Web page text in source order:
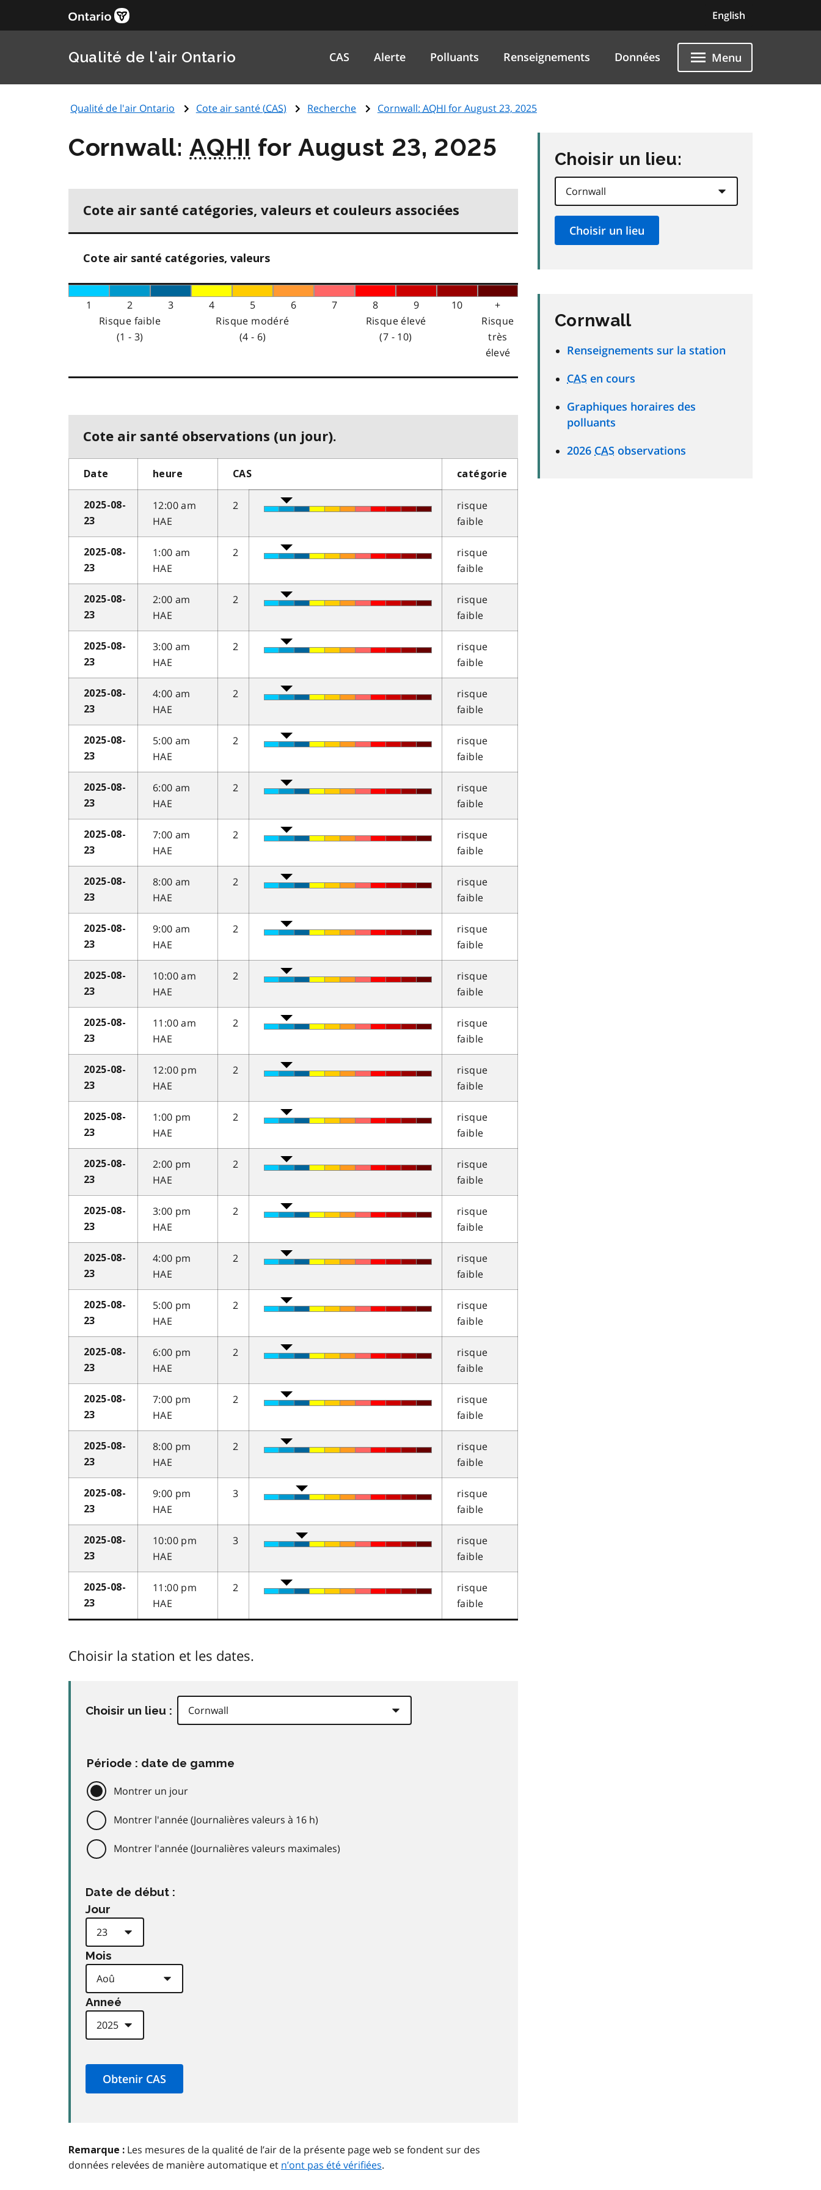
English
Qualité de l'air Ontario CAS Alerte Polluants Renseignements Données Menu
Qualité de l'air Ontario Cote air santé (CAS) Recherche Cornwall: AQHI for August 23, 2025
Cornwall:AQHI for August 23, 2025
Cote air santé catégories, valeurs et couleurs associées
Cote air santé catégories, valeurs
1 2 3 4 5 6 7 8 9 10
+
Risque faible
(1 - 3)
Risque modéré
(4 - 6)
Risque élevé
(7 - 10)
Risque
très
élevé
Cote air santé observations (un jour).
Date heure CAS catégorie
2025-08-
23
12:00 am
HAE
2
risque
faible
2025-08-
23
1:00 am
HAE
2
risque
faible
2025-08-
23
2:00 am
HAE
2
risque
faible
2025-08-
23
3:00 am
HAE
2
risque
faible
2025-08-
23
4:00 am
HAE
2
risque
faible
2025-08-
23
5:00 am
HAE
2
risque
faible
2025-08-
23
6:00 am
HAE
2
risque
faible
2025-08-
23
7:00 am
HAE
2
risque
faible
2025-08-
23
8:00 am
HAE
2
risque
faible
2025-08-
23
9:00 am
HAE
2
risque
faible
2025-08-
23
10:00 am
HAE
2
risque
faible
2025-08-
23
11:00 am
HAE
2
risque
faible
2025-08-
23
12:00 pm
HAE
2
risque
faible
2025-08-
23
1:00 pm
HAE
2
risque
faible
2025-08-
23
2:00 pm
HAE
2
risque
faible
2025-08-
23
3:00 pm
HAE
2
risque
faible
2025-08-
23
4:00 pm
HAE
2
risque
faible
2025-08-
23
5:00 pm
HAE
2
risque
faible
2025-08-
23
6:00 pm
HAE
2
risque
faible
2025-08-
23
7:00 pm
HAE
2
risque
faible
2025-08-
23
8:00 pm
HAE
2
risque
faible
2025-08-
23
9:00 pm
HAE
3
risque
faible
2025-08-
23
10:00 pm
HAE
3
risque
faible
2025-08-
23
11:00 pm
HAE
2
risque
faible
Choisir la station et les dates.
Choisir un lieu :
Période : date de gamme
Montrer un jour
Montrer l'année (Journalières valeurs à 16 h)
Montrer l'année (Journalières valeurs maximales)
Date de début :
Jour
Mois
Anneé
Remarque : Les mesures de la qualité de l’air de la présente page web se fondent sur des
données relevées de manière automatique et n’ont pas été vérifiées.
Choisir un lieu:
Cornwall
Renseignements sur la station
CAS en cours
Graphiques horaires des
polluants
2026 CAS observations